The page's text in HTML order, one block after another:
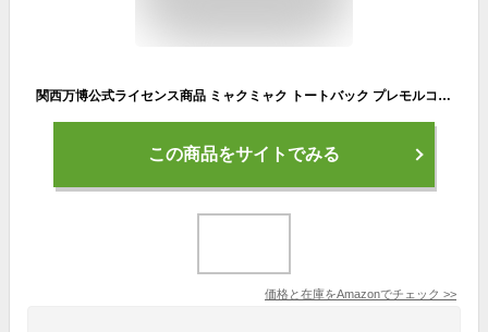
関西万博公式ライセンス商品 ミャクミャク トートバック プレモルコラボ
この商品をサイトでみる
価格と在庫をAmazonでチェック >>